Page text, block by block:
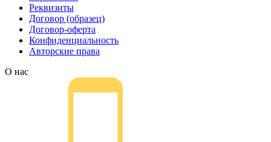
Реквизиты
Договор (образец)
Договор-оферта
Конфиденциальность
Авторские права
О нас